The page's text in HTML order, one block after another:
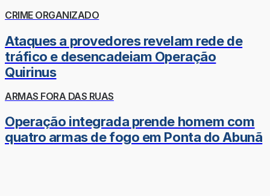
CRIME ORGANIZADO
Ataques a provedores revelam rede de
tráfico e desencadeiam Operação
Quirinus
ARMAS FORA DAS RUAS
Operação integrada prende homem com
quatro armas de fogo em Ponta do Abunã